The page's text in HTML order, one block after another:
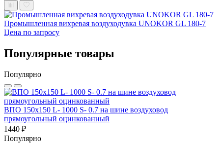
Промышленная вихревая воздуходувка UNOKOR GL 180-7
Цена по запросу
Популярные товары
Популярно
ВПО 150x150 L- 1000 S- 0.7 на шине воздуховод
прямоугольный оцинкованный
1440 ₽
Популярно